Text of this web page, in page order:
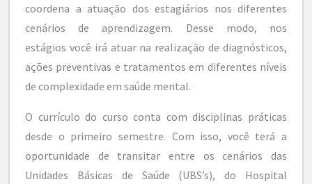
coordena a atuação dos estagiários nos diferentes
cenários de aprendizagem. Desse modo, nos
estágios você irá atuar na realização de diagnósticos,
ações preventivas e tratamentos em diferentes níveis
de complexidade em saúde mental.
O currículo do curso conta com disciplinas práticas
desde o primeiro semestre. Com isso, você terá a
oportunidade de transitar entre os cenários das
Unidades Básicas de Saúde (UBS’s), do Hospital